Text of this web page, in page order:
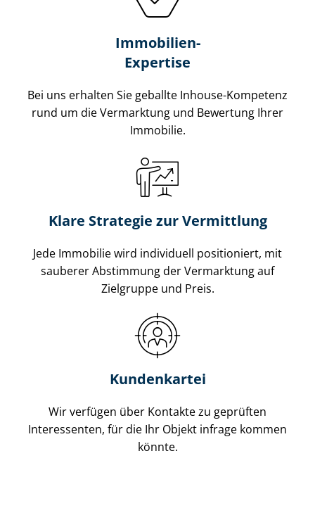
Immobilien-
Expertise
Bei uns erhalten Sie geballte Inhouse-Kompetenz
rund um die Vermarktung und Bewertung Ihrer
Immobilie.
Klare Strategie zur Vermittlung
Jede Immobilie wird individuell positioniert, mit
sauberer Abstimmung der Vermarktung auf
Zielgruppe und Preis.
Kundenkartei
Wir verfügen über Kontakte zu geprüften
Interessenten, für die Ihr Objekt infrage kommen
könnte.